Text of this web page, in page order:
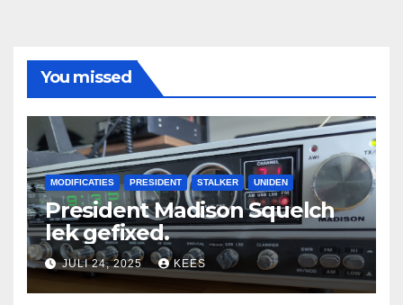
You missed
MODIFICATIES PRESIDENT STALKER UNIDEN
President Madison Squelch
lek gefixed.
JULI 24, 2025 KEES